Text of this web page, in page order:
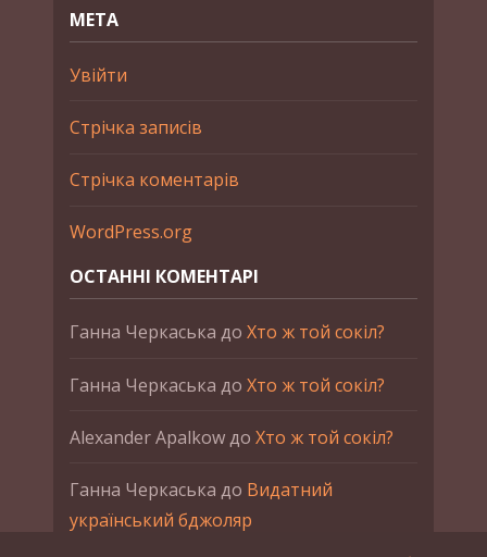
МЕТА
Увійти
Стрічка записів
Стрічка коментарів
WordPress.org
ОСТАННІ КОМЕНТАРІ
Ганна Черкаська до Хто ж той сокіл?
Ганна Черкаська до Хто ж той сокіл?
Alexander Apalkowдо Хто ж той сокіл?
Ганна Черкаська до Видатний
український бджоляр